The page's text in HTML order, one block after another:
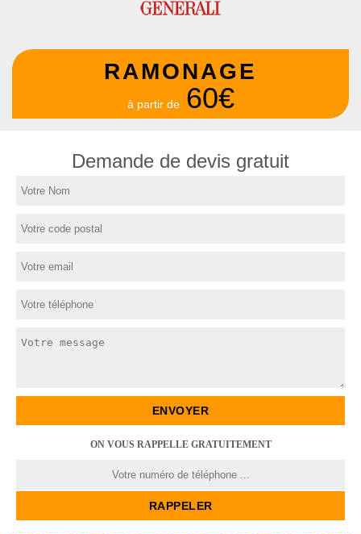
RAMONAGE
à partir de 60€
Demande de devis gratuit
ON VOUS RAPPELLE GRATUITEMENT